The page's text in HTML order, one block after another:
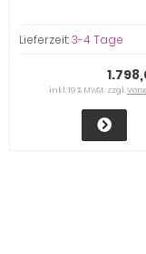
Lieferzeit:3-4 Tage
inkl. 19 % MwSt. zzgl.